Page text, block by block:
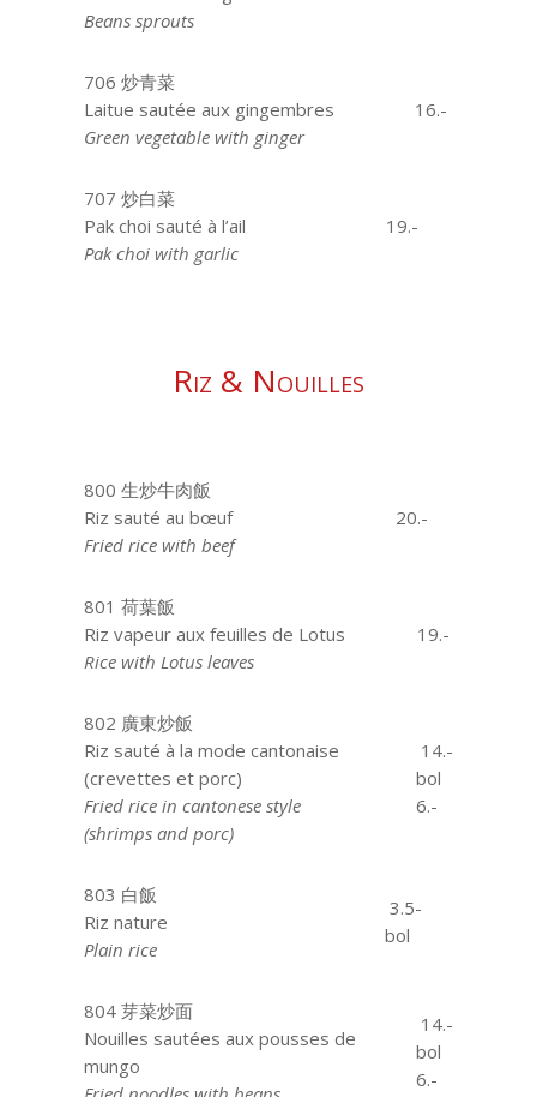
Beans sprouts
706 炒青菜
Laitue sautée aux gingembres
Green vegetable with ginger
16.-
707 炒白菜
Pak choi sauté à l’ail
Pak choi with garlic
19.-
Riz & Nouilles
800 生炒牛肉飯
Riz sauté au bœufaaaa
Fried rice with beef
20.-
801 荷葉飯
Riz vapeur aux feuilles de Lotus
Rice with Lotus leaves
19.-
802 廣東炒飯
Riz sauté à la mode cantonaise
(crevettes et porc)
Fried rice in cantonese style
(shrimps and porc)
14.-
bol
6.-
803 白飯
Riz nature
Plain rice
3.5-
bol
804 芽菜炒面
Nouilles sautées aux pousses de
mungo
14.-
bol
6.-